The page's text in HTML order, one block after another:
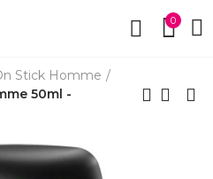
0
Stick Homme
50ml -